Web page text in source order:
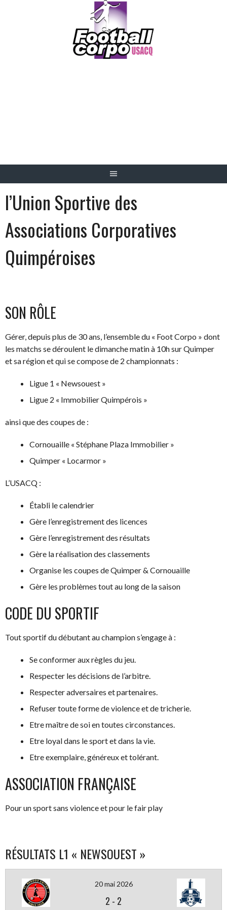
l’Union Sportive des
Associations Corporatives
Quimpéroises
SON RÔLE
Gérer, depuis plus de 30 ans, l’ensemble du « Foot Corpo » dont
les matchs se déroulent le dimanche matin à 10h sur Quimper
et sa région et qui se compose de 2 championnats :
Ligue 1 « Newsouest »
Ligue 2 « Immobilier Quimpérois »
ainsi que des coupes de :
Cornouaille « Stéphane Plaza Immobilier »
Quimper « Locarmor »
L’USACQ :
Établi le calendrier
Gère l’enregistrement des licences
Gère l’enregistrement des résultats
Gère la réalisation des classements
Organise les coupes de Quimper & Cornouaille
Gère les problèmes tout au long de la saison
CODE DU SPORTIF
Tout sportif du débutant au champion s’engage à :
Se conformer aux règles du jeu.
Respecter les décisions de l’arbitre.
Respecter adversaires et partenaires.
Refuser toute forme de violence et de tricherie.
Etre maître de soi en toutes circonstances.
Etre loyal dans le sport et dans la vie.
Etre exemplaire, généreux et tolérant.
ASSOCIATION FRANÇAISE
Pour un sport sans violence et pour le fair play
RÉSULTATS L1 « NEWSOUEST »
20 mai 2026
2 - 2